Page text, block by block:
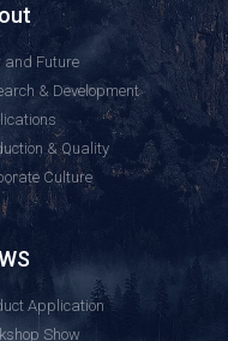
and Future
& Development
& Quality
Culture
Application
Show